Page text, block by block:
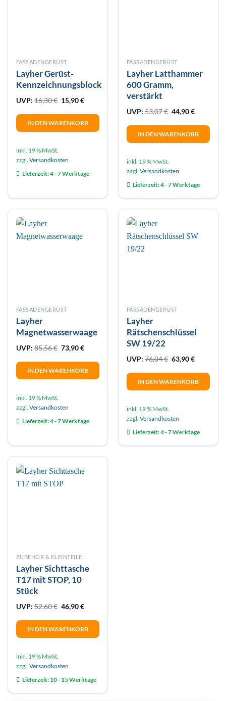
FASSADENGERÜST
Layher Gerüst-
Kennzeichnungsblock
UVP: 16,30€ Ursprünglicher Preis war: 16,30 €
15,90€Aktueller Preis ist: 15,90 €.
IN DEN WARENKORB
inkl. 19 % MwSt.
zzgl. Versandkosten
Lieferzeit:4 - 7 Werktage
FASSADENGERÜST
Layher Latthammer
600 Gramm,
verstärkt
UVP: 53,07€ Ursprünglicher
44,90€Aktueller
IN DEN WARENKORB
inkl. 19 % MwSt.
zzgl. Versandkosten
Lieferzeit:4 - 7 Werktage
FASSADENGERÜST
Layher
Magnetwasserwaage
UVP: 85,56€ Ursprünglicher Preis war: 85,56 €
73,90€Aktueller Preis ist: 73,90 €.
IN DEN WARENKORB
inkl. 19 % MwSt.
zzgl. Versandkosten
Lieferzeit:4 - 7 Werktage
FASSADENGERÜST
Layher
Rätschenschlüssel
SW 19/22
UVP: 76,04€ Ursprünglicher
63,90€Aktueller
IN DEN WARENKORB
inkl. 19 % MwSt.
zzgl. Versandkosten
Lieferzeit:4 - 7 Werktage
ZUBEHÖR & KLEINTEILE
Layher Sichttasche
T17 mit STOP, 10
Stück
UVP: 52,60€ Ursprünglicher Preis war: 52,60 €
46,90€Aktueller Preis ist: 46,90 €.
IN DEN WARENKORB
inkl. 19 % MwSt.
zzgl. Versandkosten
Lieferzeit: 10 - 15 Werktage